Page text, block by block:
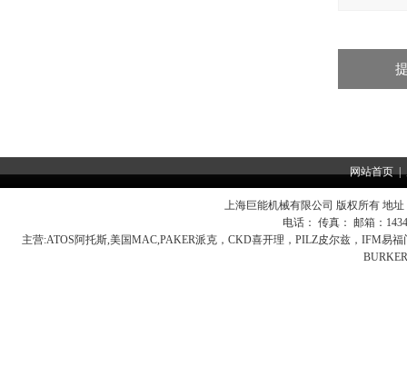
网站首页|
上海巨能机械有限公司 版权所有 地
电话： 传真： 邮箱：
主营:ATOS阿托斯,美国MAC,PAKER派克，CKD喜开理，PILZ皮尔兹，IFM易